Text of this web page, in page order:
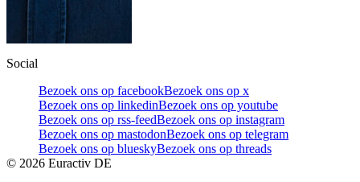
Social
Bezoek ons op facebookBezoek ons op x
Bezoek ons op linkedinBezoek ons op youtube
Bezoek ons op rss-feedBezoek ons op instagram
Bezoek ons op mastodonBezoek ons op telegram
Bezoek ons op blueskyBezoek ons op threads
© 2026 Euractiv DE